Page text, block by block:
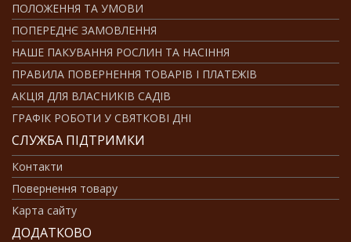
ПОЛОЖЕННЯ ТА УМОВИ
ПОПЕРЕДНЄ ЗАМОВЛЕННЯ
НАШЕ ПАКУВАННЯ РОСЛИН ТА НАСІННЯ
ПРАВИЛА ПОВЕРНЕННЯ ТОВАРІВ І ПЛАТЕЖІВ
АКЦІЯ ДЛЯ ВЛАСНИКІВ САДІВ
ГРАФІК РОБОТИ У СВЯТКОВІ ДНІ
СЛУЖБА ПІДТРИМКИ
Контакти
Повернення товару
Карта сайту
ДОДАТКОВО